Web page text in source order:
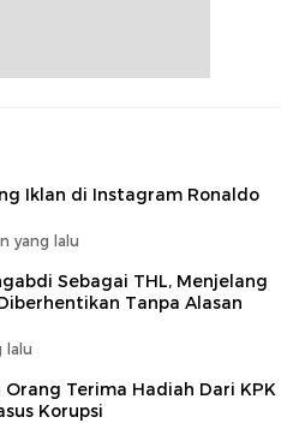
Iklan di Instagram Ronaldo
yang lalu
Sebagai THL, Menjelang
Tanpa Alasan
lalu
Orang Terima Hadiah Dari KPK
Korupsi